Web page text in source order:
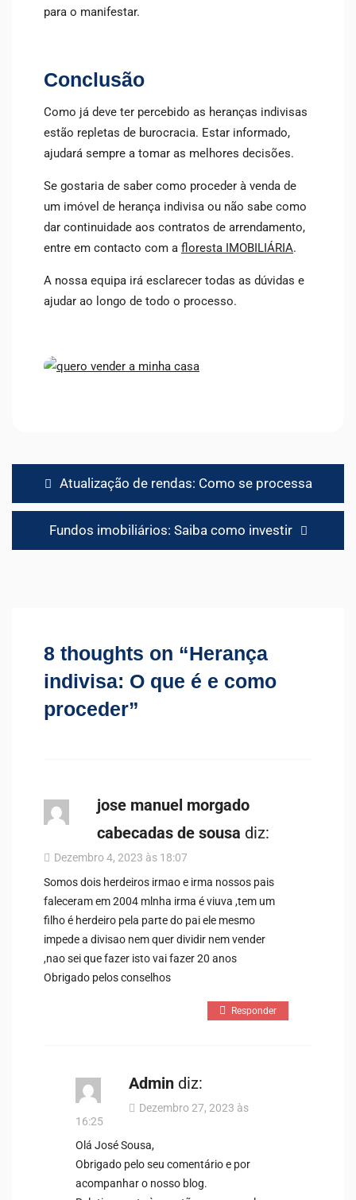
para o manifestar.
Conclusão
Como já deve ter percebido as heranças indivisas
estão repletas de burocracia. Estar informado,
ajudará sempre a tomar as melhores decisões.
Se gostaria de saber como proceder à venda de
um imóvel de herança indivisa ou não sabe como
dar continuidade aos contratos de arrendamento,
entre em contacto com a floresta IMOBILIÁRIA.
A nossa equipa irá esclarecer todas as dúvidas e
ajudar ao longo de todo o processo.
Navegação
de
artigos
Atualização de rendas: Como se processa
Fundos imobiliários: Saiba como investir
8 thoughts on “Herança
indivisa: O que é e como
proceder”
jose manuel morgado
cabecadas de sousa diz:
Dezembro 4, 2023 às 18:07
Somos dois herdeiros irmao e irma nossos pais
faleceram em 2004 mlnha irma é viuva ,tem um
filho é herdeiro pela parte do pai ele mesmo
impede a divisao nem quer dividir nem vender
,nao sei que fazer isto vai fazer 20 anos
Obrigado pelos conselhos
Responder
Admin diz:
Dezembro 27, 2023 às
16:25
Olá José Sousa,
Obrigado pelo seu comentário e por
acompanhar o nosso blog.